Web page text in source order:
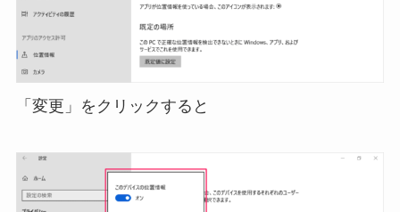
「変更」をクリックすると